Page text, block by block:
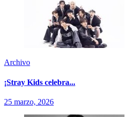
Archivo
¡Stray Kids celebra...
25 marzo, 2026